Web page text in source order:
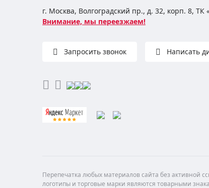
г. Москва, Волгоградский пр., д. 32, корп. 8, ТК
Внимание, мы переезжаем!
Запросить звонок Написать
Перепечатка любых материалов сайта без активной
логотипы и торговые марки являются товарными